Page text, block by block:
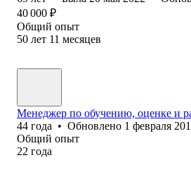
40 000 ₽
Общий опыт
50 лет 11 месяцев
Менеджер по обучению, оценке и
44 года • Обновлено 1 февраля
Общий опыт
22 года